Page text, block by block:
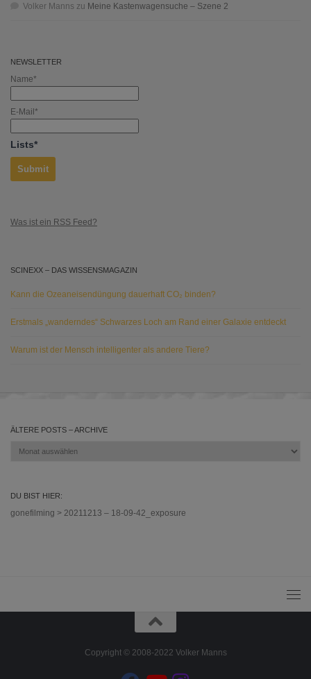
Volker Manns zu Meine Kastenwagensuche – Szene 2
NEWSLETTER
Name*
E-Mail*
Lists*
Was ist ein RSS Feed?
SCINEXX – DAS WISSENSMAGAZIN
Kann die Ozeaneisendüngung dauerhaft CO₂ binden?
Erstmals „wanderndes“ Schwarzes Loch am Rand einer Galaxie entdeckt
Warum ist der Mensch intelligenter als andere Tiere?
ÄLTERE POSTS – ARCHIVE
Ältere
DU BIST HIER:
gonefilming > 20211213 – 18-09-42_exposure
Copyright © 2008-2022 Volker Manns